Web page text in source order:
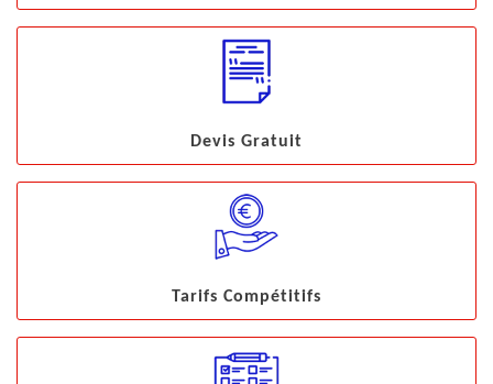
Devis Gratuit
Tarifs Compétitifs